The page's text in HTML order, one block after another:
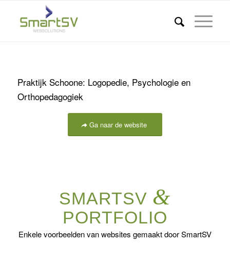
Praktijk Schoone: Logopedie, Psychologie en
Orthopedagogiek
Ga naar de website
SMARTSV &
PORTFOLIO
Enkele voorbeelden van websites gemaakt door SmartSV